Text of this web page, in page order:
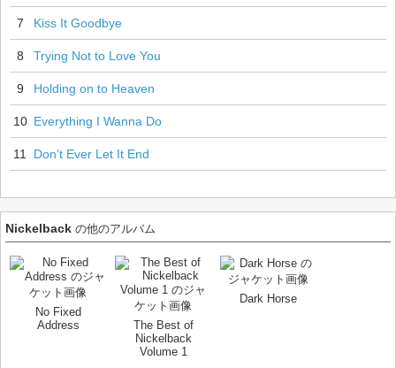
7 Kiss It Goodbye
8 Trying Not to Love You
9 Holding on to Heaven
10 Everything I Wanna Do
11 Don't Ever Let It End
Nickelback の他のアルバム
No Fixed
Address
The Best of
Nickelback
Volume 1
Dark Horse